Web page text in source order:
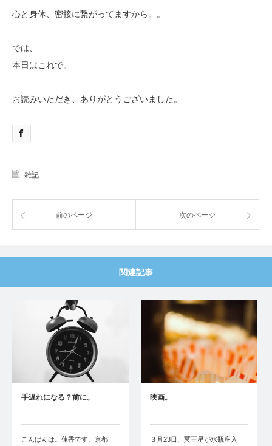
心と身体、密接に繋がってますから。。
では、
本日はこれで。
お読みいただき、ありがとうございました。
雑記
前のページ 次のページ
関連記事
手遅れになる？前に。
こんばんは。蓮香です。京都
映画。
３月23日、冥王星が水瓶座入